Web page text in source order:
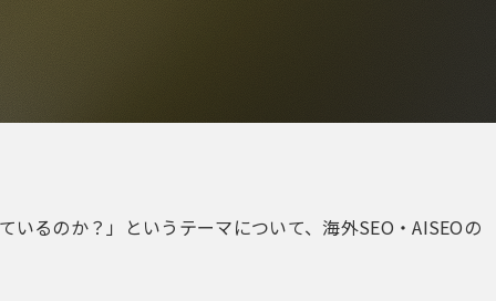
るのか？」というテーマについて、海外SEO・AISEOの